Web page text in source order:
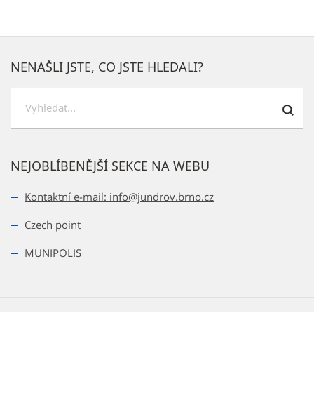
NEJOBLÍBENĚJŠÍ SEKCE NA WEBU
Kontaktní e-mail: info@jundrov.brno.cz
Czech point
MUNIPOLIS
NENAŠLI JSTE, CO JSTE HLEDALI?